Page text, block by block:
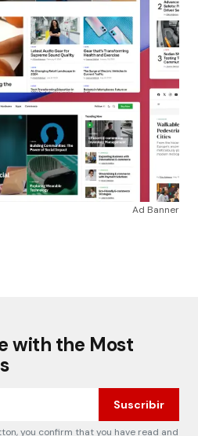
Ad Banner
with the Most
Suscribir
you confirm that you have read and